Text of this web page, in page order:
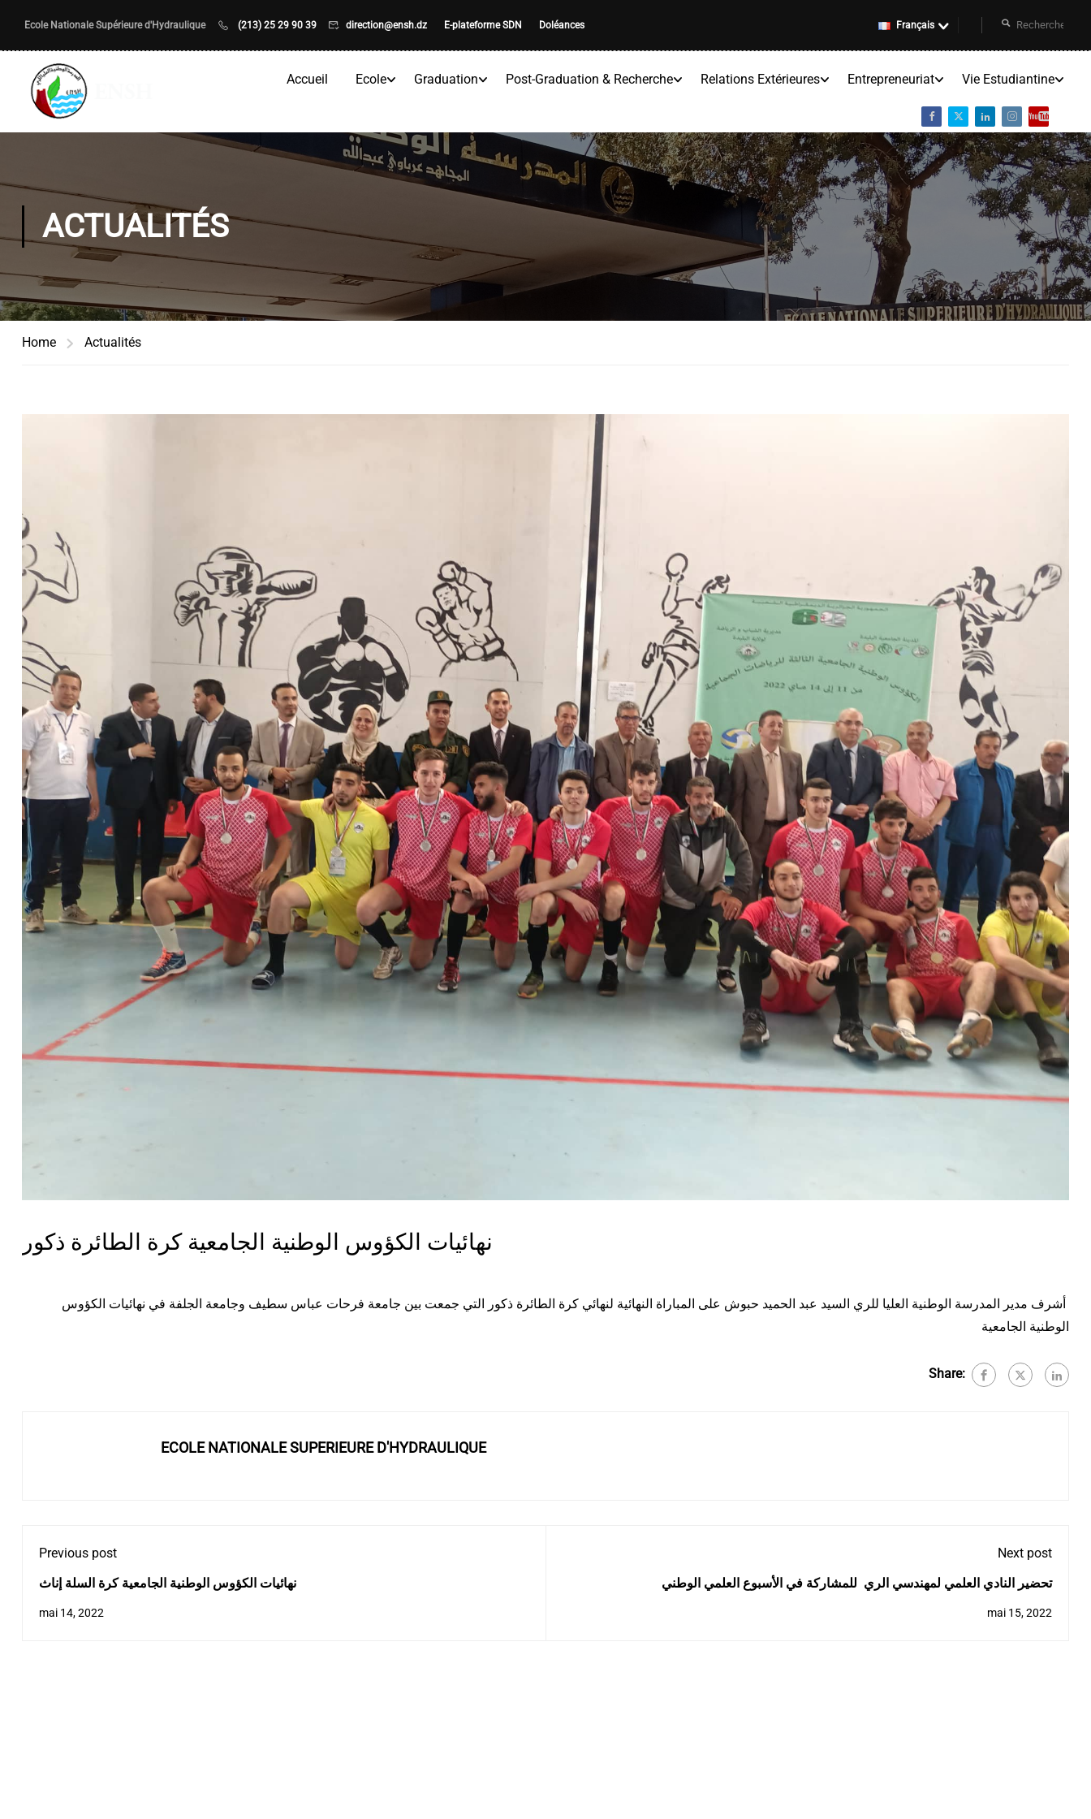
Ecole Nationale Supérieure d'Hydraulique (213) 25 29 90 39 direction@ensh.dz E-plateforme SDN Doléances Français
Accueil Ecole Graduation Post-Graduation & Recherche Relations Extérieures Entrepreneuriat Vie Estudiantine
ACTUALITÉS
Home Actualités
نهائيات الكؤوس الوطنية الجامعية كرة الطائرة ذكور
أشرف مدير المدرسة الوطنية العليا للري السيد عبد الحميد حبوش على المباراة النهائية لنهائي كرة الطائرة ذكور التي جمعت بين جامعة فرحات عباس سطيف وجامعة الجلفة في نهائيات الكؤوس
الوطنية الجامعية
Share:
ECOLE NATIONALE SUPERIEURE D'HYDRAULIQUE
Previous post
نهائيات الكؤوس الوطنية الجامعية كرة السلة إناث
mai 14, 2022
Next post
تحضير النادي العلمي لمهندسي الري للمشاركة في الأسبوع العلمي الوطني
mai 15, 2022